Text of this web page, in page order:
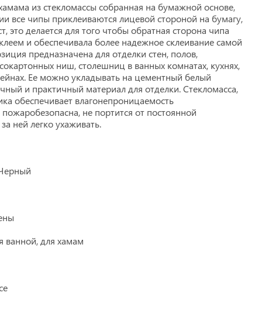
из стекломассы собранная на бумажной основе,
все чипы приклеиваются лицевой стороной на бумагу,
это делается для того чтобы обратная сторона чипа
и обеспечивала более надежное склеивание самой
предназначена для отделки стен, полов,
ниш, столешниц в ванных комнатах, кухнях,
Ее можно укладывать на цементный белый
и практичный материал для отделки. Стекломасса,
обеспечивает влагонепроницаемость
не портится от постоянной
ней легко ухаживать.
ванной, для хамам